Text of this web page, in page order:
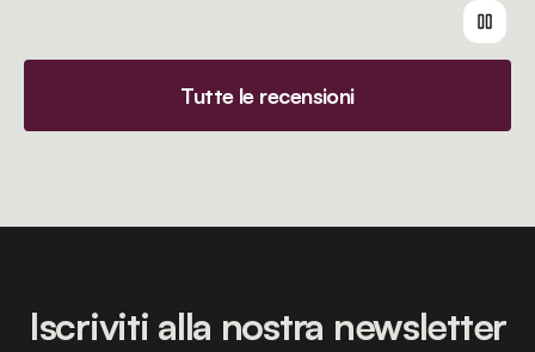
Tutte le recensioni
Iscriviti alla nostra newsletter